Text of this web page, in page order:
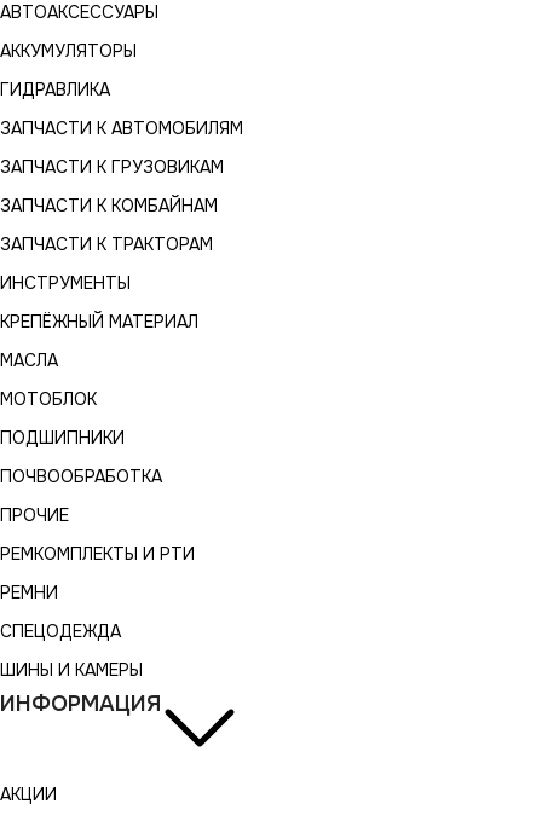
АВТОАКСЕССУАРЫ
АККУМУЛЯТОРЫ
ГИДРАВЛИКА
ЗАПЧАСТИ К АВТОМОБИЛЯМ
ЗАПЧАСТИ К ГРУЗОВИКАМ
ЗАПЧАСТИ К КОМБАЙНАМ
ЗАПЧАСТИ К ТРАКТОРАМ
ИНСТРУМЕНТЫ
КРЕПЁЖНЫЙ МАТЕРИАЛ
МАСЛА
МОТОБЛОК
ПОДШИПНИКИ
ПОЧВООБРАБОТКА
ПРОЧИЕ
РЕМКОМПЛЕКТЫ И РТИ
РЕМНИ
СПЕЦОДЕЖДА
ШИНЫ И КАМЕРЫ
ИНФОРМАЦИЯ
АКЦИИ